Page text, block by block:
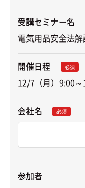
受講セミナー名
電気用品安全法
開催日程 必須
12/7（月）9:00
会社名 必須
参加者